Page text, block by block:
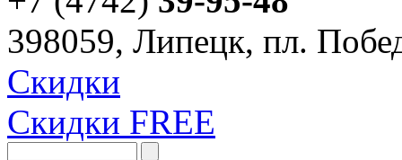
398059, Липецк, пл.
Скидки
Скидки FREE